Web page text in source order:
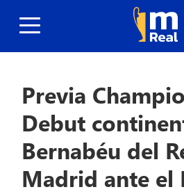
Previa
Debut
Bernabéu del
Madrid ante el